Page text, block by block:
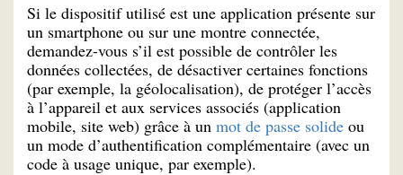
Si le dispositif utilisé est une application présente sur
un smartphone ou sur une montre connectée,
demandez-vous s’il est possible de contrôler les
données collectées, de désactiver certaines fonctions
(par exemple, la géolocalisation), de protéger l’accès
à l’appareil et aux services associés (application
mobile, site web) grâce à un mot de passe solide ou
un mode d’authentification complémentaire (avec un
code à usage unique, par exemple).